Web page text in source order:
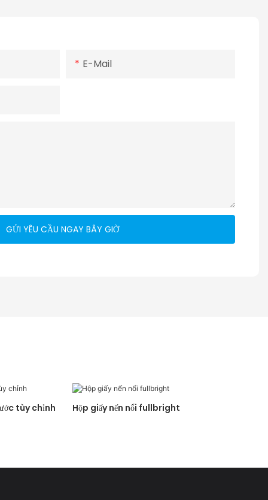
E-Mail
GỬI YÊU CẦU NGAY BÂY GIỜ
tùy chỉnh Hộp giấy nến nổi fullbright